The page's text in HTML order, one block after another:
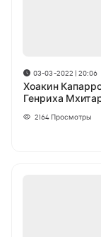
03-03-2022 | 20:06
Хоакин
Генриха
2164 Просмотры